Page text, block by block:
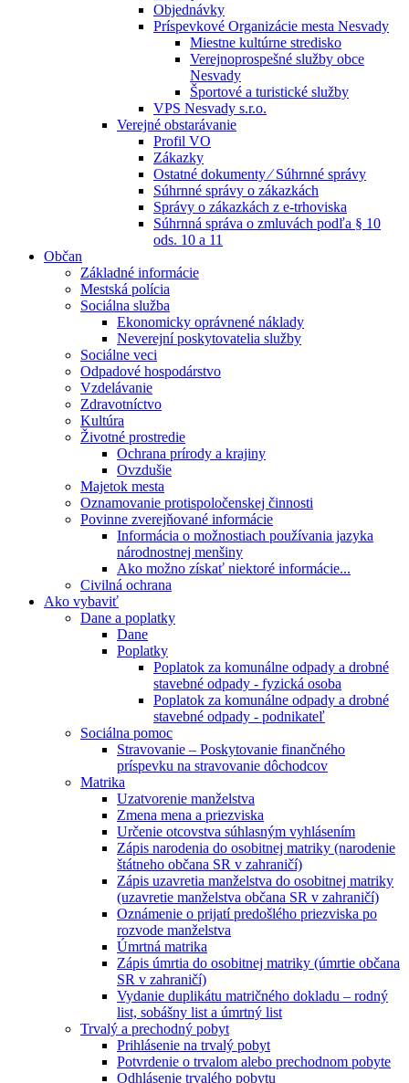
Objednávky
Príspevkové Organizácie mesta Nesvady
Miestne kultúrne stredisko
Verejnoprospešné služby obce
Nesvady
Športové a turistické služby
VPS Nesvady s.r.o.
Verejné obstarávanie
Profil VO
Zákazky
Ostatné dokumenty ⁄ Súhrnné správy
Súhrnné správy o zákazkách
Správy o zákazkách z e-trhoviska
Súhrnná správa o zmluvách podľa § 10
ods. 10 a 11
Občan
Základné informácie
Mestská polícia
Sociálna služba
Ekonomicky oprávnené náklady
Neverejní poskytovatelia služby
Sociálne veci
Odpadové hospodárstvo
Vzdelávanie
Zdravotníctvo
Kultúra
Životné prostredie
Ochrana prírody a krajiny
Ovzdušie
Majetok mesta
Oznamovanie protispoločenskej činnosti
Povinne zverejňované informácie
Informácia o možnostiach používania jazyka
národnostnej menšiny
Ako možno získať niektoré informácie...
Civilná ochrana
Ako vybaviť
Dane a poplatky
Dane
Poplatky
Poplatok za komunálne odpady a drobné
stavebné odpady - fyzická osoba
Poplatok za komunálne odpady a drobné
stavebné odpady - podnikateľ
Sociálna pomoc
Stravovanie – Poskytovanie finančného
príspevku na stravovanie dôchodcov
Matrika
Uzatvorenie manželstva
Zmena mena a priezviska
Určenie otcovstva súhlasným vyhlásením
Zápis narodenia do osobitnej matriky (narodenie
štátneho občana SR v zahraničí)
Zápis uzavretia manželstva do osobitnej matriky
(uzavretie manželstva občana SR v zahraničí)
Oznámenie o prijatí predošlého priezviska po
rozvode manželstva
Úmrtná matrika
Zápis úmrtia do osobitnej matriky (úmrtie občana
SR v zahraničí)
Vydanie duplikátu matričného dokladu – rodný
list, sobášny list a úmrtný list
Trvalý a prechodný pobyt
Prihlásenie na trvalý pobyt
Potvrdenie o trvalom alebo prechodnom pobyte
Odhlásenie trvalého pobytu